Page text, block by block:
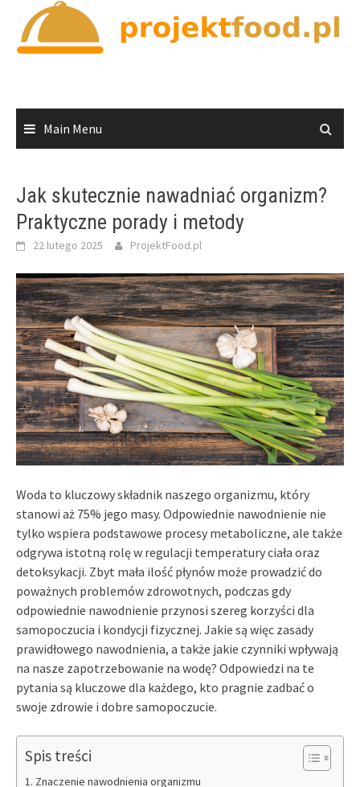
content
Main Menu
Jak skutecznie nawadniać organizm?
Praktyczne porady i metody
22 lutego 2025 ProjektFood.pl
Woda to kluczowy składnik naszego organizmu, który
stanowi aż 75% jego masy. Odpowiednie nawodnienie nie
tylko wspiera podstawowe procesy metaboliczne, ale także
odgrywa istotną rolę w regulacji temperatury ciała oraz
detoksykacji. Zbyt mała ilość płynów może prowadzić do
poważnych problemów zdrowotnych, podczas gdy
odpowiednie nawodnienie przynosi szereg korzyści dla
samopoczucia i kondycji fizycznej. Jakie są więc zasady
prawidłowego nawodnienia, a także jakie czynniki wpływają
na nasze zapotrzebowanie na wodę? Odpowiedzi na te
pytania są kluczowe dla każdego, kto pragnie zadbać o
swoje zdrowie i dobre samopoczucie.
Spis treści
Znaczenie nawodnienia organizmu